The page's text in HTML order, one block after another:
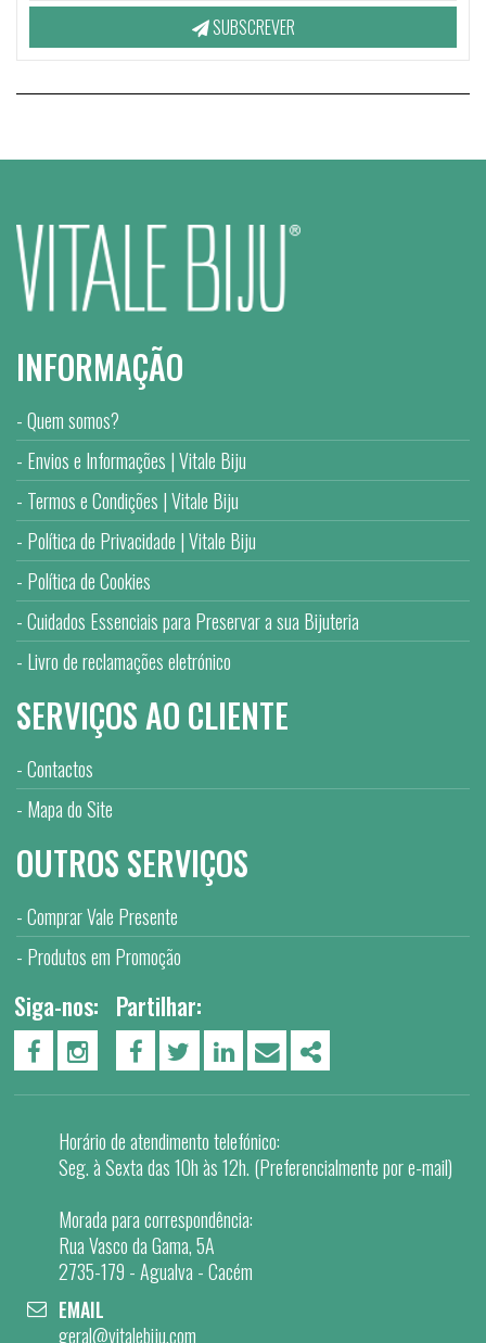
SUBSCREVER
INFORMAÇÃO
Quem somos?
Envios e Informações | Vitale Biju
Termos e Condições | Vitale Biju
Política de Privacidade | Vitale Biju
Política de Cookies
Cuidados Essenciais para Preservar a sua Bijuteria
Livro de reclamações eletrónico
SERVIÇOS AO CLIENTE
Contactos
Mapa do Site
OUTROS SERVIÇOS
Comprar Vale Presente
Produtos em Promoção
Siga-nos:
PÁGINA DO FACEBOOK
PÁGINA DO INSTAGRAM
Partilhar:
FACEBOOKTWITTERLINKEDIN
EMAIL
Horário de atendimento telefónico:
Seg. à Sexta das 10h às 12h. (Preferencialmente por e-mail)
Morada para correspondência:
Rua Vasco da Gama, 5A
2735-179 - Agualva - Cacém
EMAIL
geral@vitalebiju.com